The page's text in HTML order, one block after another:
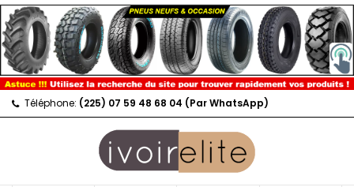
Téléphone: (225) 07 59 48 68 04 (Par WhatsApp)